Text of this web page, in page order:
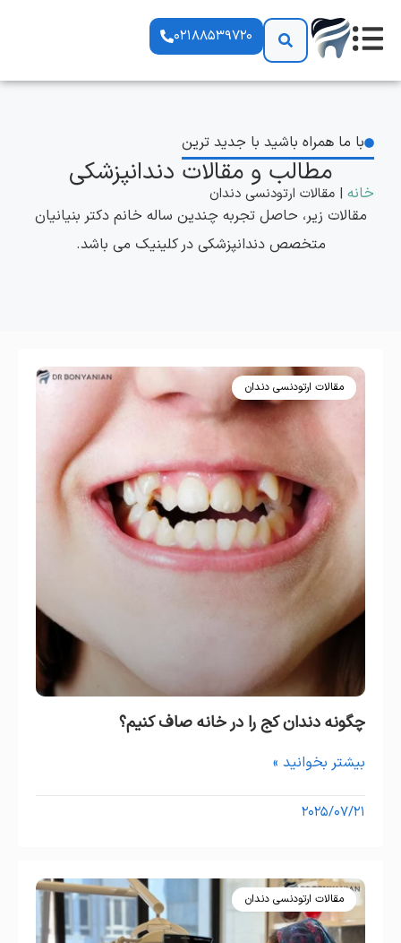
باز کردن منو۰۲۱۸۸۵۳۹۷۲۰جستجو
با ما همراه باشید با جدید ترین
مطالب و مقالات دندانپزشکی
خانه | مقالات ارتودنسی دندان
مقالات زیر، حاصل تجربه چندین ساله خانم دکتر بنیانیان
متخصص دندانپزشکی در کلینیک می باشد.
مقالات ارتودنسی دندان
چگونه دندان کج را در خانه صاف کنیم؟
بیشتر بخوانید »
۲۰۲۵/۰۷/۲۱
مقالات ارتودنسی دندان